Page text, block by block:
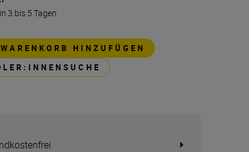
3 bis 5 Tagen
HINZUFÜGEN